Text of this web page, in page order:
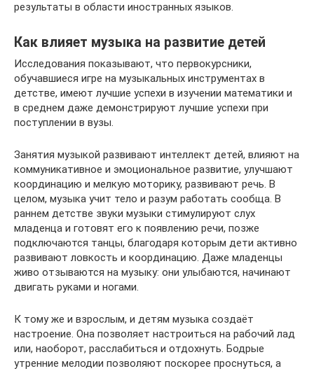
результаты в области иностранных языков.
Как влияет музыка на развитие детей
Исследования показывают, что первокурсники,
обучавшиеся игре на музыкальных инструментах в
детстве, имеют лучшие успехи в изучении математики и
в среднем даже демонстрируют лучшие успехи при
поступлении в вузы.
Занятия музыкой развивают интеллект детей, влияют на
коммуникативное и эмоциональное развитие, улучшают
координацию и мелкую моторику, развивают речь. В
целом, музыка учит тело и разум работать сообща. В
раннем детстве звуки музыки стимулируют слух
младенца и готовят его к появлению речи, позже
подключаются танцы, благодаря которым дети активно
развивают ловкость и координацию. Даже младенцы
живо отзываются на музыку: они улыбаются, начинают
двигать руками и ногами.
К тому же и взрослым, и детям музыка создаёт
настроение. Она позволяет настроиться на рабочий лад
или, наоборот, расслабиться и отдохнуть. Бодрые
утренние мелодии позволяют поскорее проснуться, а